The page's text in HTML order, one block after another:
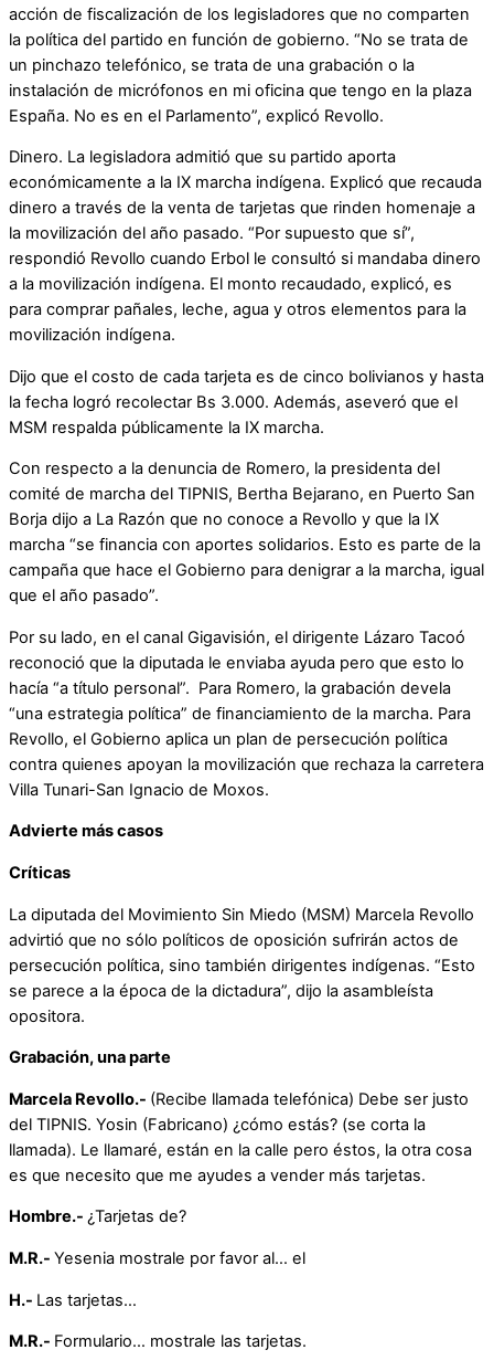
acción de fiscalización de los legisladores que no comparten
la política del partido en función de gobierno. “No se trata de
un pinchazo telefónico, se trata de una grabación o la
instalación de micrófonos en mi oficina que tengo en la plaza
España. No es en el Parlamento”, explicó Revollo.
Dinero. La legisladora admitió que su partido aporta
económicamente a la IX marcha indígena. Explicó que recauda
dinero a través de la venta de tarjetas que rinden homenaje a
la movilización del año pasado. “Por supuesto que sí”,
respondió Revollo cuando Erbol le consultó si mandaba dinero
a la movilización indígena. El monto recaudado, explicó, es
para comprar pañales, leche, agua y otros elementos para la
movilización indígena.
Dijo que el costo de cada tarjeta es de cinco bolivianos y hasta
la fecha logró recolectar Bs 3.000. Además, aseveró que el
MSM respalda públicamente la IX marcha.
Con respecto a la denuncia de Romero, la presidenta del
comité de marcha del TIPNIS, Bertha Bejarano, en Puerto San
Borja dijo a La Razón que no conoce a Revollo y que la IX
marcha “se financia con aportes solidarios. Esto es parte de la
campaña que hace el Gobierno para denigrar a la marcha, igual
que el año pasado”.
Por su lado, en el canal Gigavisión, el dirigente Lázaro Tacoó
reconoció que la diputada le enviaba ayuda pero que esto lo
hacía “a título personal”. Para Romero, la grabación devela
“una estrategia política” de financiamiento de la marcha. Para
Revollo, el Gobierno aplica un plan de persecución política
contra quienes apoyan la movilización que rechaza la carretera
Villa Tunari-San Ignacio de Moxos.
Advierte más casos
Críticas
La diputada del Movimiento Sin Miedo (MSM) Marcela Revollo
advirtió que no sólo políticos de oposición sufrirán actos de
persecución política, sino también dirigentes indígenas. “Esto
se parece a la época de la dictadura”, dijo la asambleísta
opositora.
Grabación, una parte
Marcela Revollo.- (Recibe llamada telefónica) Debe ser justo
del TIPNIS. Yosin (Fabricano) ¿cómo estás? (se corta la
llamada). Le llamaré, están en la calle pero éstos, la otra cosa
es que necesito que me ayudes a vender más tarjetas.
Hombre.- ¿Tarjetas de?
M.R.- Yesenia mostrale por favor al… el
H.- Las tarjetas…
M.R.- Formulario… mostrale las tarjetas.